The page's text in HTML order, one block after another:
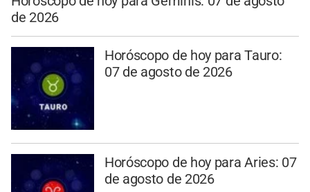
de 2026
Horóscopo de hoy para Tauro:
07 de agosto de 2026
Horóscopo de hoy para Aries: 07
de agosto de 2026